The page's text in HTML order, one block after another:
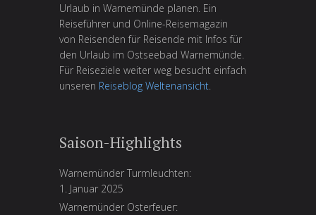
Urlaub in Warnemünde planen. Ein
Reiseführer und Online-Reisemagazin
von Reisenden für Reisende mit Infos für
den Urlaub im Ostseebad Warnemünde.
Für Reiseziele weiter weg besucht einfach
unseren Reiseblog Weltenansicht
Saison-Highlights
Warnemünder Turmleuchten:
1. Januar 2025
Warnemünder Osterfeuer: